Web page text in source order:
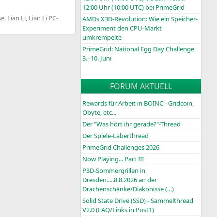
, Lian Li, Lian Li PC-
12:00 Uhr (10:00 UTC) bei PrimeGrid
AMDs X3D-Revolution: Wie ein Speicher-
Experiment den CPU-Markt
umkrempelte
PrimeGrid: National Egg Day Challenge
3.–10. Juni
FORUM AKTUELL
Rewards für Arbeit in BOINC - Gridcoin,
Obyte, etc...
Der "Was hört ihr gerade?"-Thread
Der Spiele-Laberthread
PrimeGrid Challenges 2026
Now Playing... Part III
P3D-Sommergrillen in
Dresden.....8.8.2026 an der
Drachenschänke/Diakonisse (…)
Solid State Drive (SSD) - Sammelthread
V2.0 (FAQ/Links in Post1)